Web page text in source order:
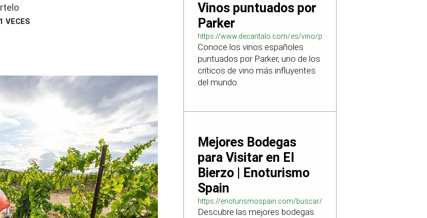
VECES
Vinos puntuados por
Parker
https://www.decantalo.com/es/vino/puntuacion_parker/
Conoce los vinos españoles
puntuados por Parker, uno de los
críticos de vino más influyentes
del mundo.
Mejores Bodegas
para Visitar en El
Bierzo | Enoturismo
Spain
https://enoturismospain.com/buscar/ciudad-
visitar-bodegas-en-leon
Descubre las mejores bodegas